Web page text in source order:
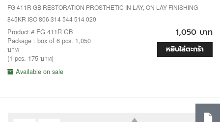
FG 411R GB RESTORATION PROSTHETIC IN LAY, ON LAY FINISHING
845KR ISO 806 314 544 514 020
Product # FG 411R GB
Package : box of 6 pcs. 1,050
บาท
(1 pcs. 175 บาท)
Available on sale
1,050 บาท
หยิบใส่ตะกร้า